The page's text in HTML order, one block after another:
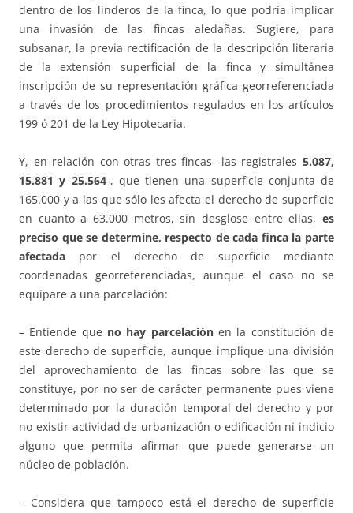
dentro de los linderos de la finca, lo que podría implicar
una invasión de las fincas aledañas. Sugiere, para
subsanar, la previa rectificación de la descripción literaria
de la extensión superficial de la finca y simultánea
inscripción de su representación gráfica georreferenciada
a través de los procedimientos regulados en los artículos
199 ó 201 de la Ley Hipotecaria.
Y, en relación con otras tres fincas -las registrales 5.087,
15.881 y 25.564-, que tienen una superficie conjunta de
165.000 y a las que sólo les afecta el derecho de superficie
en cuanto a 63.000 metros, sin desglose entre ellas, es
preciso que se determine, respecto de cada finca la parte
afectada por el derecho de superficie mediante
coordenadas georreferenciadas, aunque el caso no se
equipare a una parcelación:
– Entiende que no hay parcelaciónen la constitución de
este derecho de superficie, aunque implique una división
del aprovechamiento de las fincas sobre las que se
constituye, por no ser de carácter permanente pues viene
determinado por la duración temporal del derecho y por
no existir actividad de urbanización o edificación ni indicio
alguno que permita afirmar que puede generarse un
núcleo de población.
– Considera que tampoco está el derecho de superficie